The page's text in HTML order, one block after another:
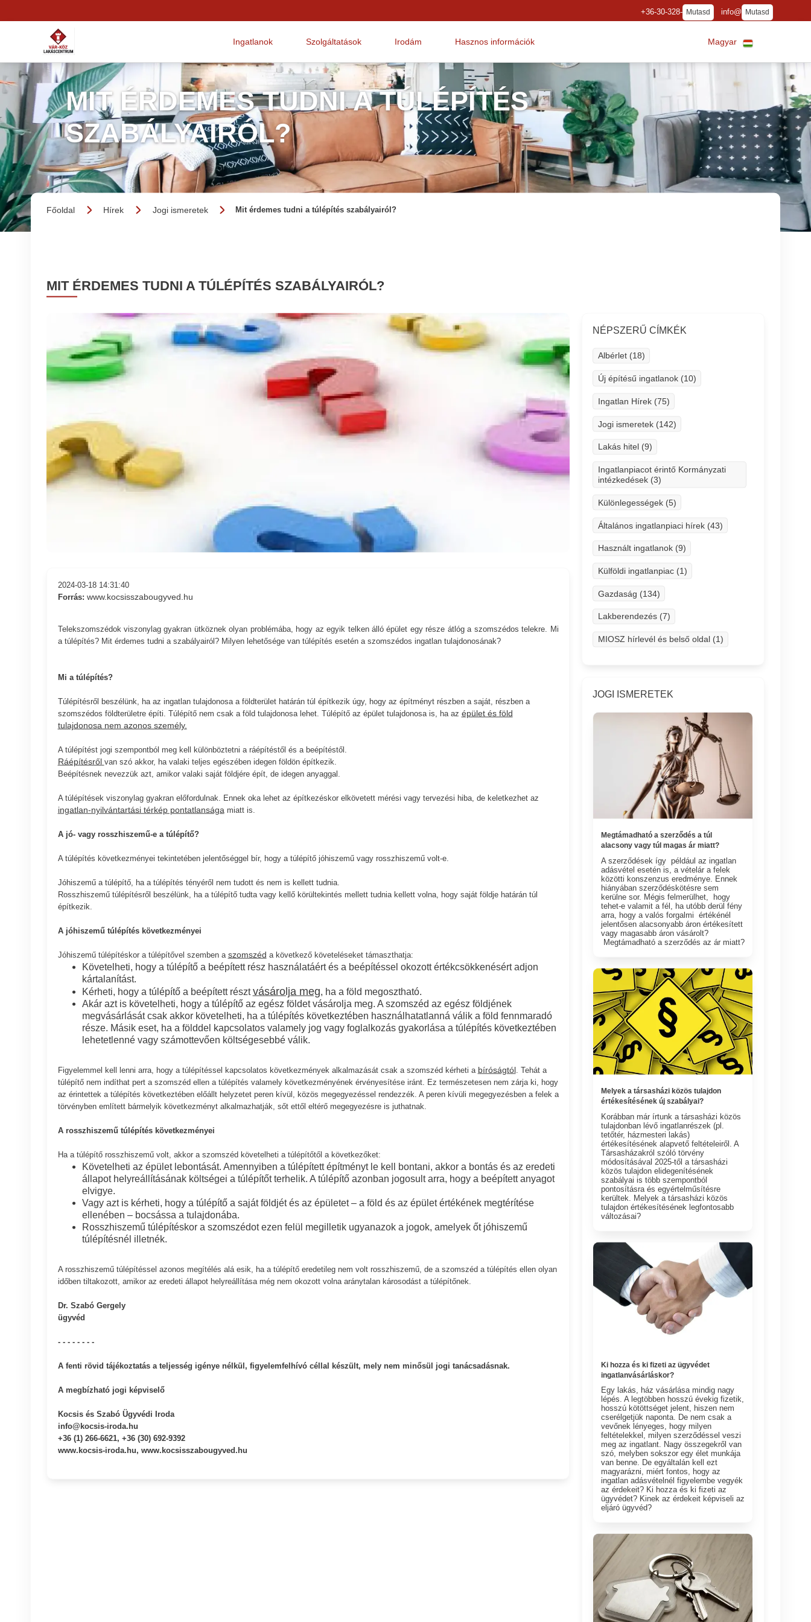
+36-30-328- Mutasd info@ Mutasd
Ingatlanok Szolgáltatások Irodám Hasznos információk Magyar
MIT ÉRDEMES TUDNI A TÚLÉPÍTÉS
SZABÁLYAIRÓL?
Főoldal Hírek Jogi ismeretek Mit érdemes tudni a túlépítés szabályairól?
MIT ÉRDEMES TUDNI A TÚLÉPÍTÉS SZABÁLYAIRÓL?
2024-03-18 14:31:40
Forrás: www.kocsisszabougyved.hu
Telekszomszédok viszonylag gyakran ütköznek olyan problémába, hogy az egyik telken álló épület egy része átlóg a szomszédos telekre. Mi
a túlépítés? Mit érdemes tudni a szabályairól? Milyen lehetősége van túlépítés esetén a szomszédos ingatlan tulajdonosának?
Mi a túlépítés?
Túlépítésről beszélünk, ha az ingatlan tulajdonosa a földterület határán túl építkezik úgy, hogy az építményt részben a saját, részben a
szomszédos földterületre építi. Túlépítő nem csak a föld tulajdonosa lehet. Túlépítő az épület tulajdonosa is, ha az épület és föld
tulajdonosa nem azonos személy.
A túlépítést jogi szempontból meg kell különböztetni a ráépítéstől és a beépítéstől.
Ráépítésről van szó akkor, ha valaki teljes egészében idegen földön építkezik.
Beépítésnek nevezzük azt, amikor valaki saját földjére épít, de idegen anyaggal.
A túlépítések viszonylag gyakran előfordulnak. Ennek oka lehet az építkezéskor elkövetett mérési vagy tervezési hiba, de keletkezhet az
ingatlan-nyilvántartási térkép pontatlansága miatt is.
A jó- vagy rosszhiszemű-e a túlépítő?
A túlépítés következményei tekintetében jelentőséggel bír, hogy a túlépítő jóhiszemű vagy rosszhiszemű volt-e.
Jóhiszemű a túlépítő, ha a túlépítés tényéről nem tudott és nem is kellett tudnia.
Rosszhiszemű túlépítésről beszélünk, ha a túlépítő tudta vagy kellő körültekintés mellett tudnia kellett volna, hogy saját földje határán túl
építkezik.
A jóhiszemű túlépítés következményei
Jóhiszemű túlépítéskor a túlépítővel szemben a szomszéd a következő követeléseket támaszthatja:
Követelheti, hogy a túlépítő a beépített rész használatáért és a beépítéssel okozott értékcsökkenésért adjon
kártalanítást.
Kérheti, hogy a túlépítő a beépített résztvásárolja meg , ha a föld megosztható.
Akár azt is követelheti, hogy a túlépítő az egész földet vásárolja meg. A szomszéd az egész földjének
megvásárlását csak akkor követelheti, ha a túlépítés következtében használhatatlanná válik a föld fennmaradó
része. Másik eset, ha a földdel kapcsolatos valamely jog vagy foglalkozás gyakorlása a túlépítés következtében
lehetetlenné vagy számottevően költségesebbé válik.
Figyelemmel kell lenni arra, hogy a túlépítéssel kapcsolatos következmények alkalmazását csak a szomszéd kérheti a bíróságtól. Tehát a
túlépítő nem indíthat pert a szomszéd ellen a túlépítés valamely következményének érvényesítése iránt. Ez természetesen nem zárja ki, hogy
az érintettek a túlépítés következtében előállt helyzetet peren kívül, közös megegyezéssel rendezzék. A peren kívüli megegyezésben a felek a
törvényben említett bármelyik következményt alkalmazhatják, sőt ettől eltérő megegyezésre is juthatnak.
A rosszhiszemű túlépítés következményei
Ha a túlépítő rosszhiszemű volt, akkor a szomszéd követelheti a túlépítőtől a következőket:
Követelheti az épület lebontását. Amennyiben a túlépített építményt le kell bontani, akkor a bontás és az eredeti
állapot helyreállításának költségei a túlépítőt terhelik. A túlépítő azonban jogosult arra, hogy a beépített anyagot
elvigye.
Vagy azt is kérheti, hogy a túlépítő a saját földjét és az épületet – a föld és az épület értékének megtérítése
ellenében – bocsássa a tulajdonába.
Rosszhiszemű túlépítéskor a szomszédot ezen felül megilletik ugyanazok a jogok, amelyek őt jóhiszemű
túlépítésnél illetnék.
A rosszhiszemű túlépítéssel azonos megítélés alá esik, ha a túlépítő eredetileg nem volt rosszhiszemű, de a szomszéd a túlépítés ellen olyan
időben tiltakozott, amikor az eredeti állapot helyreállítása még nem okozott volna aránytalan károsodást a túlépítőnek.
Dr. Szabó Gergely
ügyvéd
- - - - - - - -
A fenti rövid tájékoztatás a teljesség igénye nélkül, figyelemfelhívó céllal készült, mely nem minősül jogi tanácsadásnak.
A megbízható jogi képviselő
Kocsis és Szabó Ügyvédi Iroda
info@kocsis-iroda.hu
+36 (1) 266-6621, +36 (30) 692-9392
www.kocsis-iroda.hu, www.kocsisszabougyved.hu
NÉPSZERŰ CÍMKÉK
Albérlet (18)
Új építésű ingatlanok (10)
Ingatlan Hírek (75)
Jogi ismeretek (142)
Lakás hitel (9)
Ingatlanpiacot érintő Kormányzati
intézkedések (3)
Különlegességek (5)
Általános ingatlanpiaci hírek (43)
Használt ingatlanok (9)
Külföldi ingatlanpiac (1)
Gazdaság (134)
Lakberendezés (7)
MIOSZ hírlevél és belső oldal (1)
JOGI ISMERETEK
Megtámadható a szerződés a túl
alacsony vagy túl magas ár miatt?
A szerződések így például az ingatlan
adásvétel esetén is, a vételár a felek
közötti konszenzus eredménye. Ennek
hiányában szerződéskötésre sem
kerülne sor. Mégis felmerülhet, hogy
tehet-e valamit a fél, ha utóbb derül fény
arra, hogy a valós forgalmi értékénél
jelentősen alacsonyabb áron értékesített
vagy magasabb áron vásárolt?
Megtámadható a szerződés az ár miatt?
Melyek a társasházi közös tulajdon
értékesítésének új szabályai?
Korábban már írtunk a társasházi közös
tulajdonban lévő ingatlanrészek (pl.
tetőtér, házmesteri lakás)
értékesítésének alapvető feltételeiről. A
Társasházakról szóló törvény
módosításával 2025-től a társasházi
közös tulajdon elidegenítésének
szabályai is több szempontból
pontosításra és egyértelműsítésre
kerültek. Melyek a társasházi közös
tulajdon értékesítésének legfontosabb
változásai?
Ki hozza és ki fizeti az ügyvédet
ingatlanvásárláskor?
Egy lakás, ház vásárlása mindig nagy
lépés. A legtöbben hosszú évekig fizetik,
hosszú kötöttséget jelent, hiszen nem
cserélgetjük naponta. De nem csak a
vevőnek lényeges, hogy milyen
feltételekkel, milyen szerződéssel veszi
meg az ingatlant. Nagy összegekről van
szó, melyben sokszor egy élet munkája
van benne. De egyáltalán kell ezt
magyarázni, miért fontos, hogy az
ingatlan adásvételnél figyelembe vegyék
az érdekeit? Ki hozza és ki fizeti az
ügyvédet? Kinek az érdekeit képviseli az
eljáró ügyvéd?